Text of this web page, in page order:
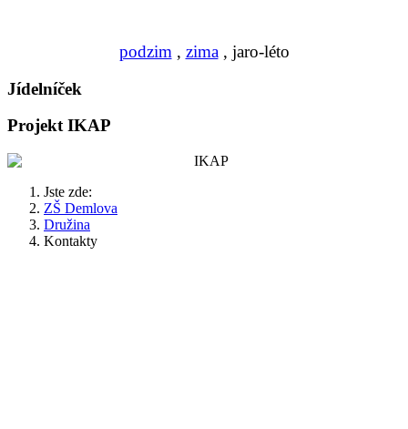
podzim , zima, jaro-léto
Jídelníček
Projekt IKAP
Jste zde:
ZŠ Demlova
Družina
Kontakty